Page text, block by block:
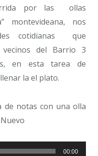
por las ollas
montevideana, nos
cotidianas que
del Barrio 3
en esta tarea de
la el plato.
de notas con una olla
00:00